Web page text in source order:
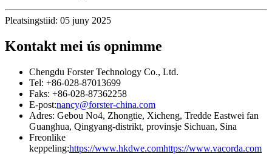
Pleatsingstiid: 05 juny 2025
Kontakt mei ús opnimme
Chengdu Forster Technology Co., Ltd.
Tel: +86-028-87013699
Faks: +86-028-87362258
E-post:nancy@forster-china.com
Adres: Gebou No4, Zhongtie, Xicheng, Tredde Eastwei fan
Guanghua, Qingyang-distrikt, provinsje Sichuan, Sina
Freonlike
keppeling:https://www.hkdwe.comhttps://www.vacorda.com